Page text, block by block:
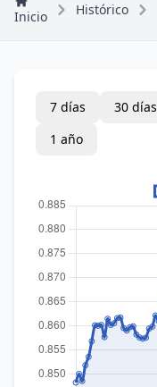
Inicio Histórico
7 días 30 días
1 año